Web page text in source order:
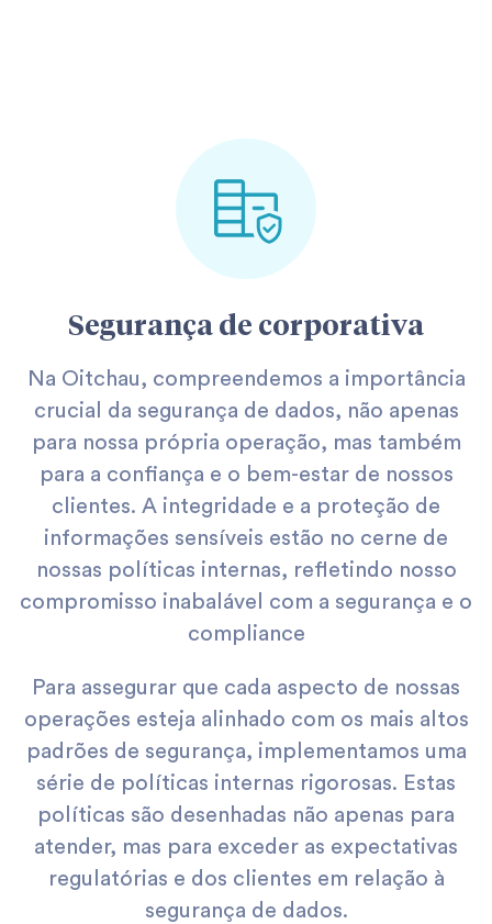
Segurança de corporativa
Na Oitchau, compreendemos a importância
crucial da segurança de dados, não apenas
para nossa própria operação, mas também
para a confiança e o bem-estar de nossos
clientes. A integridade e a proteção de
informações sensíveis estão no cerne de
nossas políticas internas, refletindo nosso
compromisso inabalável com a segurança e o
compliance
Para assegurar que cada aspecto de nossas
operações esteja alinhado com os mais altos
padrões de segurança, implementamos uma
série de políticas internas rigorosas. Estas
políticas são desenhadas não apenas para
atender, mas para exceder as expectativas
regulatórias e dos clientes em relação à
segurança de dados.